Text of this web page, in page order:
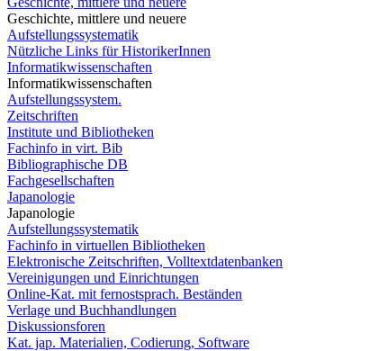
Geschichte, mittlere und neuere
Aufstellungssystematik
Nützliche Links für HistorikerInnen
Informatikwissenschaften
Informatikwissenschaften
Aufstellungssystem.
Zeitschriften
Institute und Bibliotheken
Fachinfo in virt. Bib
Bibliographische DB
Fachgesellschaften
Japanologie
Japanologie
Aufstellungssystematik
Fachinfo in virtuellen Bibliotheken
Elektronische Zeitschriften, Volltextdatenbanken
Vereinigungen und Einrichtungen
Online-Kat. mit fernostsprach. Beständen
Verlage und Buchhandlungen
Diskussionsforen
Kat. jap. Materialien, Codierung, Software